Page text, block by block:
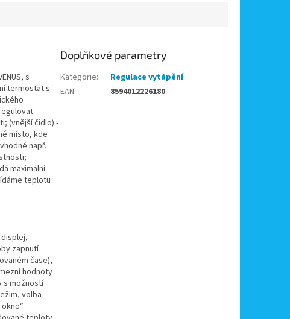
s
termostat s
(vnější čidlo) -
místo, kde
např.
maximální
teplotu
zapnutí
čase),
hodnoty
s možností
volba
Doplňkové parametry
Kategorie:
Regulace vytápění
EAN: 8594012226180